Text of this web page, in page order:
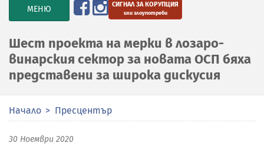
TOGGLE
NAVIGATION
МЕНЮ СИГНАЛ ЗА КОРУПЦИЯ
или злоупотреби
Шест проекта на мерки в лозаро-
винарския сектор за новата ОСП бяха
представени за широка дискусия
Начало Пресцентър
30 Ноември 2020